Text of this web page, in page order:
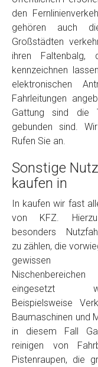
den
gehören auch
Großstädten
ihren
kennzeichnen
elektronischen
Fahrleitungen
Gattung sind die
gebunden sind.
Rufen Sie an.
Sonstige
kaufen in
In kaufen wir fast
von KFZ.
besonders
zu zählen, die
gewissen
Nischenbereichen
eingesetzt
Beispielsweise
Baumaschinen und
in diesem Fall
reinigen von
Pistenraupen, die